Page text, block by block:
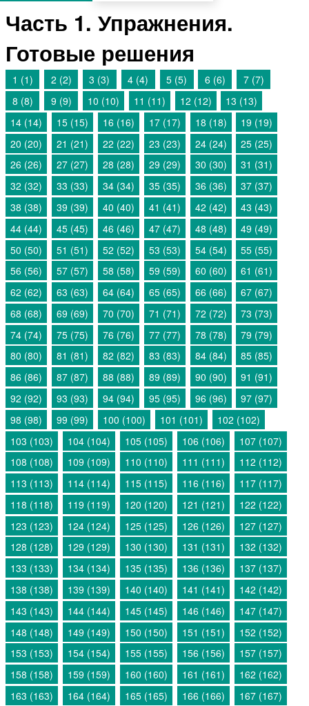
Часть 1. Упражнения.
Готовые решения
1 (1) 2 (2) 3 (3) 4 (4) 5 (5) 6 (6)
7 (7)
8 (8)
9 (9) 10 (10) 11 (11) 12 (12)
13 (13)
14 (14)
15 (15) 16 (16) 17 (17) 18 (18)
19 (19)
20 (20)
21 (21) 22 (22) 23 (23) 24 (24)
25 (25)
26 (26)
27 (27) 28 (28) 29 (29) 30 (30)
31 (31)
32 (32)
33 (33) 34 (34) 35 (35) 36 (36)
37 (37)
38 (38)
39 (39) 40 (40) 41 (41) 42 (42)
43 (43)
44 (44)
45 (45) 46 (46) 47 (47) 48 (48)
49 (49)
50 (50)
51 (51) 52 (52) 53 (53) 54 (54)
55 (55)
56 (56)
57 (57) 58 (58) 59 (59) 60 (60)
61 (61)
62 (62)
63 (63) 64 (64) 65 (65) 66 (66)
67 (67)
68 (68)
69 (69) 70 (70) 71 (71) 72 (72)
73 (73)
74 (74)
75 (75) 76 (76) 77 (77) 78 (78)
79 (79)
80 (80)
81 (81) 82 (82) 83 (83) 84 (84)
85 (85)
86 (86)
87 (87) 88 (88) 89 (89) 90 (90)
91 (91)
92 (92)
93 (93) 94 (94) 95 (95) 96 (96)
97 (97)
98 (98)
99 (99) 100 (100) 101 (101)
102 (102)
103 (103)
104 (104) 105 (105) 106 (106)
107 (107)
108 (108)
109 (109) 110 (110) 111 (111)
112 (112)
113 (113)
114 (114) 115 (115) 116 (116)
117 (117)
118 (118)
119 (119) 120 (120) 121 (121)
122 (122)
123 (123)
124 (124) 125 (125) 126 (126)
127 (127)
128 (128)
129 (129) 130 (130) 131 (131)
132 (132)
133 (133)
134 (134) 135 (135) 136 (136)
137 (137)
138 (138)
139 (139) 140 (140) 141 (141)
142 (142)
143 (143)
144 (144) 145 (145) 146 (146)
147 (147)
148 (148)
149 (149) 150 (150) 151 (151)
152 (152)
153 (153)
154 (154) 155 (155) 156 (156)
157 (157)
158 (158)
159 (159) 160 (160) 161 (161)
162 (162)
163 (163)
164 (164) 165 (165) 166 (166)
167 (167)